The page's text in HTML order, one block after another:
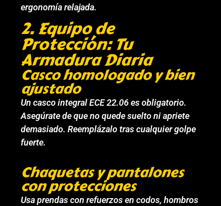
ergonomía relajada.
2. Equipo de
Protección: Tu
Armadura Diaria
Casco homologado y bien
ajustado
Un casco integral ECE 22.06 es obligatorio.
Asegúrate de que no quede suelto ni apriete
demasiado. Reemplázalo tras cualquier golpe
fuerte.
Chaquetas y pantalones
con protecciones
Usa prendas con refuerzos en codos, hombros